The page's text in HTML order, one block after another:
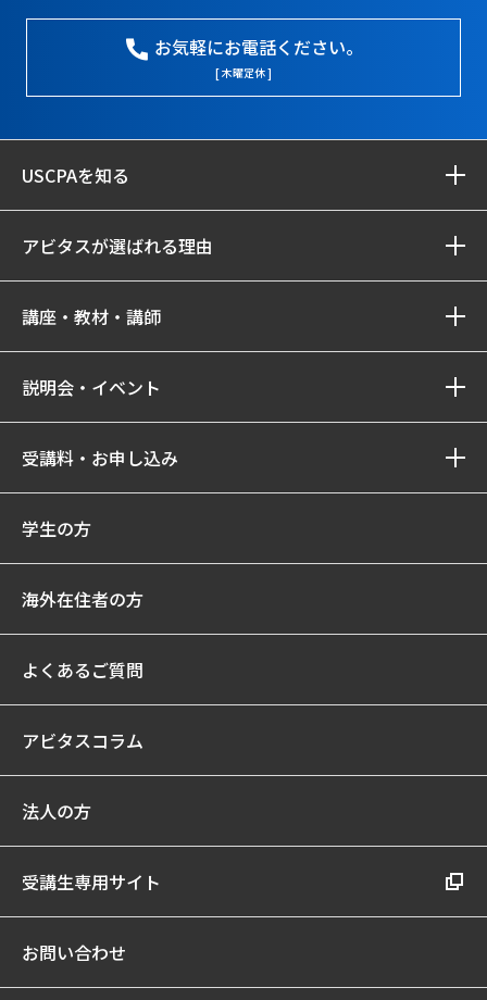
お気軽にお電話ください。
[ 木曜定休 ]
USCPAを知る
アビタスが選ばれる理由
講座・教材・講師
説明会・イベント
受講料・お申し込み
学生の方
海外在住者の方
よくあるご質問
アビタスコラム
法人の方
受講生専用サイト
お問い合わせ